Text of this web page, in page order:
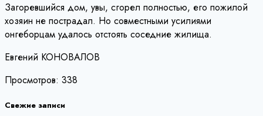
Загоревшийся дом, увы, сгорел полностью, его пожилой
хозяин не пострадал. Но совместными усилиями
онгеборцам удалось отстоять соседние жилища.
Евгений КОНОВАЛОВ
Просмотров: 338
Свежие записи